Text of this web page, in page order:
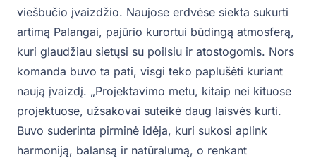
viešbučio įvaizdžio. Naujose erdvėse siekta sukurti
artimą Palangai, pajūrio kurortui būdingą atmosferą,
kuri glaudžiau sietųsi su poilsiu ir atostogomis. Nors
komanda buvo ta pati, visgi teko paplušėti kuriant
naują įvaizdį. „Projektavimo metu, kitaip nei kituose
projektuose, užsakovai suteikė daug laisvės kurti.
Buvo suderinta pirminė idėja, kuri sukosi aplink
harmoniją, balansą ir natūralumą, o renkant